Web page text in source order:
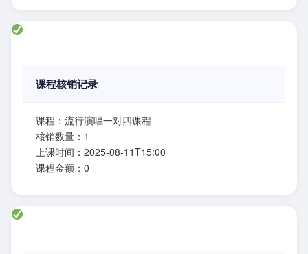
课程核销记录
课程：流行演唱一对四课程
核销数量：1
上课时间：2025-08-11T15:00
课程金额：0